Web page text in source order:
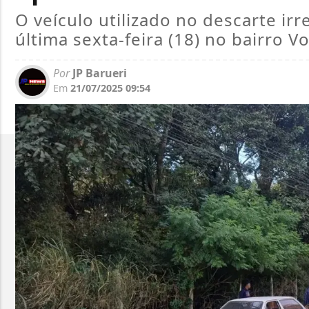
O veículo utilizado no descarte
última sexta-feira (18) no bairro
PorJP Barueri
Em 21/07/2025 09:54